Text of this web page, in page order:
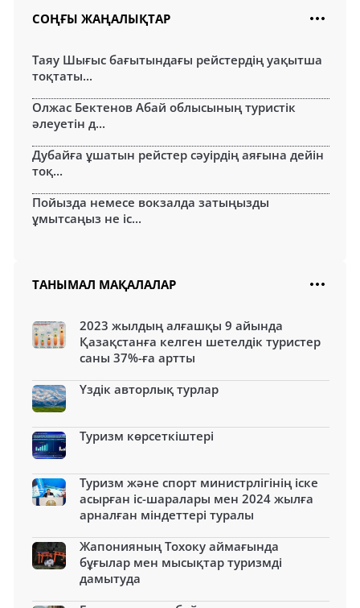
СОҢҒЫ ЖАҢАЛЫҚТАР
Таяу Шығыс бағытындағы рейстердің уақытша
тоқтаты...
Олжас Бектенов Абай облысының туристік
әлеуетін д...
Дубайға ұшатын рейстер сәуірдің аяғына дейін
тоқ...
Пойызда немесе вокзалда затыңызды
ұмытсаңыз не іс...
ТАНЫМАЛ МАҚАЛАЛАР
2023 жылдың алғашқы 9 айында
Қазақстанға келген шетелдік туристер
саны 37%-ға артты
Үздік авторлық турлар
Туризм көрсеткіштері
Туризм және спорт министрлігінің іске
асырған іс-шаралары мен 2024 жылға
арналған міндеттері туралы
Жапонияның Тохоку аймағында
бұғылар мен мысықтар туризмді
дамытуда